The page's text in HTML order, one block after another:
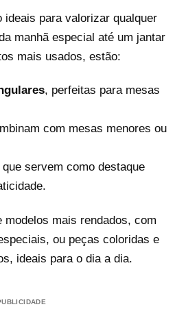
para valorizar qualquer
manhã especial até um jantar
mais usados, estão:
, perfeitas para mesas
com mesas menores ou
que servem como destaque
modelos mais rendados, com
ou peças coloridas e
ideais para o dia a dia.